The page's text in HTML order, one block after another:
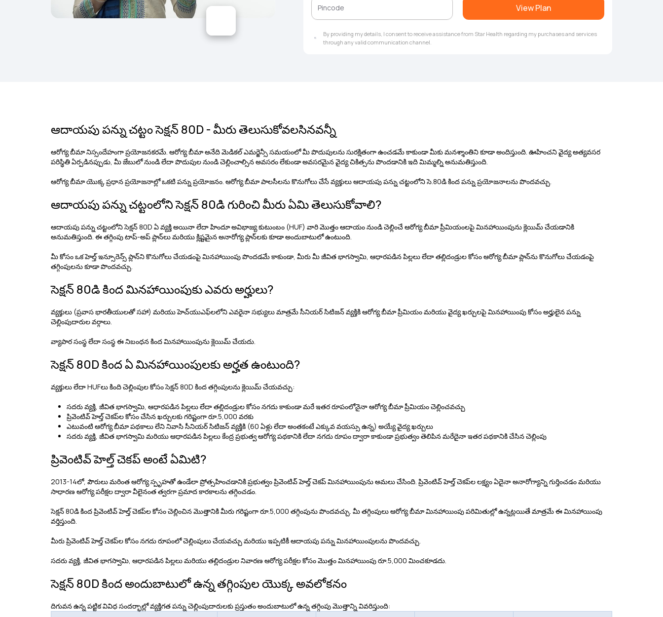
View Plan
By providing my details, I consent to receive assistance from Star Health regarding my purchases and services
through any valid communication channel.
ఆదాయపు పన్ను చట్టం సెక్షన్ 80D - మీరు తెలుసుకోవలసినవన్నీ
ఆరోగ్య బీమా నిస్సందేహంగా ప్రయోజనకరమే. ఆరోగ్య బీమా అనేది మెడికల్ ఎమర్జెన్సీ సమయంలో మీ పొదుపులను సురక్షితంగా ఉంచడమే కాకుండా మీకు మనశ్శాంతిని కూడా అందిస్తుంది. ఊహించని వైద్య అత్యవసర
పరిస్థితి ఏర్పడినప్పుడు, మీ జేబులో నుండి లేదా పొదుపుల నుండి చెల్లించాల్సిన అవసరం లేకుండా అవసరమైన వైద్య చికిత్సను పొందడానికి ఇది మిమ్మల్ని అనుమతిస్తుంది.
ఆరోగ్య బీమా యొక్క ప్రధాన ప్రయోజనాల్లో ఒకటి పన్ను ప్రయోజనం. ఆరోగ్య బీమా పాలసీలను కొనుగోలు చేసేవ్యక్తులు ఆదాయపుపన్ను చట్టంలోని సె.80డి కింద పన్ను ప్రయోజనాలను పొందవచ్చు.
ఆదాయపు పన్ను చట్టంలోని సెక్షన్ 80డి గురించి మీరు ఏమి తెలుసుకోవాలి?
ఆదాయపు పన్ను చట్టంలోని సెక్షన్ 80D ఏ వ్యక్తి అయినా లేదా హిందూ అవిభాజ్య కుటుంబం (HUF) వారి మొత్తం ఆదాయం నుండి చెల్లించే ఆరోగ్య బీమా ప్రీమియంలపై మినహాయింపును క్లెయిమ్ చేయడానికి
అనుమతిస్తుంది. ఈ తగ్గింపు టాప్-అప్ ప్లాన్‌లు మరియు క్లిష్టమైన అనారోగ్య ప్లాన్‌లకు కూడా అందుబాటులో ఉంటుంది.
మీ కోసం ఒకహెల్త్ ఇన్సూరెన్స్ప్లాన్‌ని కొనుగోలు చేయడంపై మినహాయింపు పొందడమే కాకుండా, మీరు మీ జీవిత భాగస్వామి, ఆధారపడిన పిల్లలు లేదాతల్లిదండ్రులకోసం ఆరోగ్య బీమా ప్లాన్‌ను కొనుగోలు చేయడంపై
తగ్గింపులను కూడా పొందవచ్చు.
సెక్షన్ 80డి కింద మినహాయింపుకు ఎవరు అర్హులు?
వ్యక్తులు (ప్రవాస భారతీయులతో సహా) మరియు హెచ్‌యుఎఫ్‌లలోని ఎవరైనా సభ్యులు మాత్రమే సీనియర్ సిటిజన్ వ్యక్తికి ఆరోగ్య బీమా ప్రీమియం మరియు వైద్య ఖర్చులపై మినహాయింపు కోసం అర్హులైన పన్ను
చెల్లింపుదారుల వర్గాలు.
వ్యాపార సంస్థ లేదా సంస్థ ఈ నిబంధన కింద మినహాయింపును క్లెయిమ్ చేయదు.
సెక్షన్ 80D కింద ఏ మినహాయింపులకు అర్హత ఉంటుంది?
వ్యక్తులు లేదా HUFలు కింది చెల్లింపుల కోసం సెక్షన్ 80D కింద తగ్గింపులను క్లెయిమ్ చేయవచ్చు:
సదరు వ్యక్తి, జీవిత భాగస్వామి, ఆధారపడిన పిల్లలు లేదా తల్లిదండ్రుల కోసం నగదు కాకుండా మరే ఇతర రూపంలోనైనా ఆరోగ్య బీమా ప్రీమియం చెల్లించవచ్చు
ప్రివెంటివ్ హెల్త్ చెకప్‌ల కోసం చేసిన ఖర్చులకు గరిష్టంగా రూ.5,000 వరకు
ఎటువంటి ఆరోగ్య బీమా పథకాలు లేని నివాసి సీనియర్ సిటిజన్ వ్యక్తికి (60 ఏళ్లు లేదా అంతకంటే ఎక్కువ వయస్సు ఉన్న) అయ్యే వైద్య ఖర్చులు
సదరు వ్యక్తి, జీవిత భాగస్వామి మరియు ఆధారపడిన పిల్లలు కేంద్ర ప్రభుత్వ ఆరోగ్య పథకానికి లేదా నగదు రూపం ద్వారా కాకుండా ప్రభుత్వం తెలిపిన మరేదైనా ఇతర పథకానికి చేసిన చెల్లింపు
ప్రివెంటివ్ హెల్త్ చెకప్ అంటే ఏమిటి?
2013-14లో, పౌరులు మరింత ఆరోగ్య స్పృహతో ఉండేలా ప్రోత్సహించడానికి ప్రభుత్వం ప్రివెంటివ్ హెల్త్ చెకప్ మినహాయింపును అమలు చేసింది. ప్రివెంటివ్ హెల్త్ చెకప్‌ల లక్ష్యం ఏదైనా అనారోగ్యాన్ని గుర్తించడం మరియు
సాధారణ ఆరోగ్య పరీక్షల ద్వారా వీలైనంత త్వరగా ప్రమాద కారకాలను తగ్గించడం.
సెక్షన్ 80డి కింద ప్రివెంటివ్ హెల్త్ చెకప్‌ల కోసం చెల్లించిన మొత్తానికి మీరు గరిష్టంగా రూ.5,000 తగ్గింపును పొందవచ్చు. మీ తగ్గింపులు ఆరోగ్య బీమా మినహాయింపు పరిమితుల్లో ఉన్నట్లయితే మాత్రమే ఈ మినహాయింపు
వర్తిస్తుంది.
మీరు ప్రివెంటివ్ హెల్త్ చెకప్‌ల కోసం నగదు రూపంలో చెల్లింపులు చేయవచ్చు మరియు ఇప్పటికీ ఆదాయపు పన్ను మినహాయింపులను పొందవచ్చు.
సదరు వ్యక్తి, జీవిత భాగస్వామి, ఆధారపడిన పిల్లలు మరియు తల్లిదండ్రుల నివారణ ఆరోగ్య పరీక్షల కోసం మొత్తం మినహాయింపు రూ.5,000 మించకూడదు.
సెక్షన్ 80D కింద అందుబాటులో ఉన్న తగ్గింపుల యొక్క అవలోకనం
దిగువన ఉన్న పట్టిక వివిధ సందర్భాల్లో వ్యక్తిగత పన్ను చెల్లింపుదారులకు ప్రస్తుతం అందుబాటులో ఉన్న తగ్గింపు మొత్తాన్ని వివరిస్తుంది: